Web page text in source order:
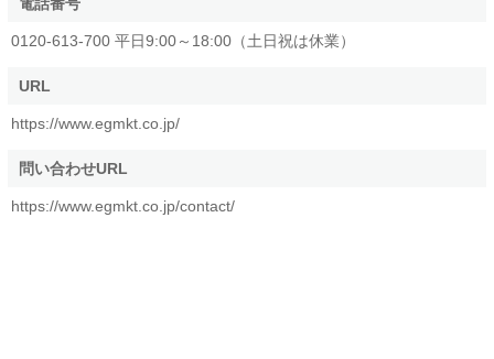
0120-613-700 平日9:00～18:00（土日祝は休業）
URL
https://www.egmkt.co.jp/
問い合わせURL
https://www.egmkt.co.jp/contact/